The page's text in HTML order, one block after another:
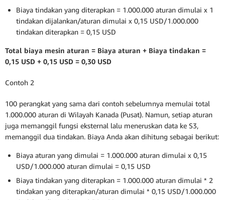
Biaya tindakan yang diterapkan = 1.000.000 aturan dimulai x 1
tindakan dijalankan/aturan dimulai x 0,15 USD/1.000.000
tindakan diterapkan = 0,15 USD
Total biaya mesin aturan = Biaya aturan + Biaya tindakan =
0,15 USD + 0,15 USD = 0,30 USD
Contoh 2
100 perangkat yang sama dari contoh sebelumnya memulai total
1.000.000 aturan di Wilayah Kanada (Pusat). Namun, setiap aturan
juga memanggil fungsi eksternal lalu meneruskan data ke S3,
memanggil dua tindakan. Biaya Anda akan dihitung sebagai berikut:
Biaya aturan yang dimulai = 1.000.000 aturan dimulai x 0,15
USD/1.000.000 aturan dimulai = 0,15 USD
Biaya tindakan yang diterapkan = 1.000.000 aturan dimulai * 2
tindakan yang diterapkan/aturan dimulai * 0,15 USD/1.000.000